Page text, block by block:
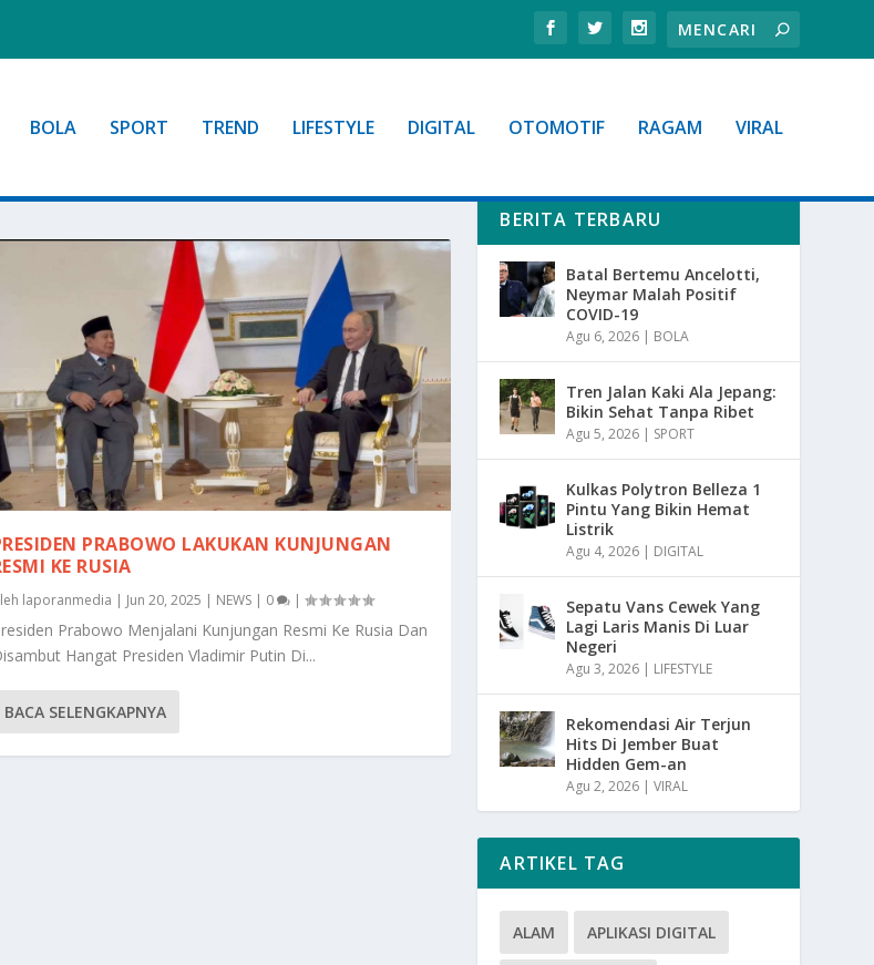
BOLA SPORT TREND LIFESTYLE DIGITAL OTOMOTIF RAGAM VIRAL
PRABOWO LAKUKAN KUNJUNGAN
KE RUSIA
laporanmedia | Jun 20, 2025 | NEWS| 0 |
Prabowo Menjalani Kunjungan Resmi Ke Rusia Dan
Hangat Presiden Vladimir Putin Di...
BACA SELENGKAPNYA
BERITA TERBARU
Batal Bertemu Ancelotti,
Neymar Malah Positif
COVID-19
Agu 6, 2026 | BOLA
Tren Jalan Kaki Ala Jepang:
Bikin Sehat Tanpa Ribet
Agu 5, 2026 | SPORT
Kulkas Polytron Belleza 1
Pintu Yang Bikin Hemat
Listrik
Agu 4, 2026 | DIGITAL
Sepatu Vans Cewek Yang
Lagi Laris Manis Di Luar
Negeri
Agu 3, 2026 | LIFESTYLE
Rekomendasi Air Terjun
Hits Di Jember Buat
Hidden Gem-an
Agu 2, 2026 |VIRAL
ARTIKEL TAG
ALAM APLIKASI DIGITAL